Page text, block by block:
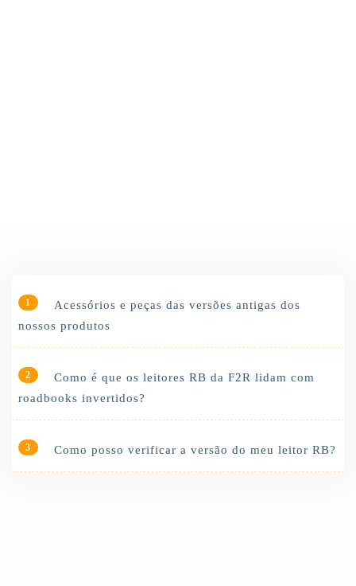
1
Acessórios e peças das versões antigas dos
nossos produtos
2
Como é que os leitores RB da F2R lidam com
roadbooks invertidos?
3 Como posso verificar a versão do meu leitor RB?